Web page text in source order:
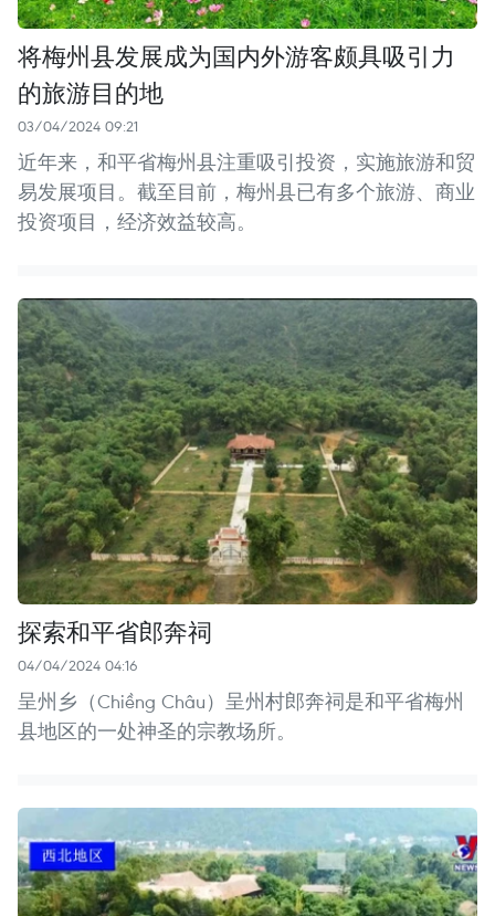
将梅州县发展成为国内外游客颇具吸引力
的旅游目的地
03/04/2024 09:21
近年来，和平省梅州县注重吸引投资，实施旅游和贸
易发展项目。截至目前，梅州县已有多个旅游、商业
投资项目，经济效益较高。
探索和平省郎奔祠
04/04/2024 04:16
呈州乡（Chiềng Châu）呈州村郎奔祠是和平省梅州
县地区的一处神圣的宗教场所。